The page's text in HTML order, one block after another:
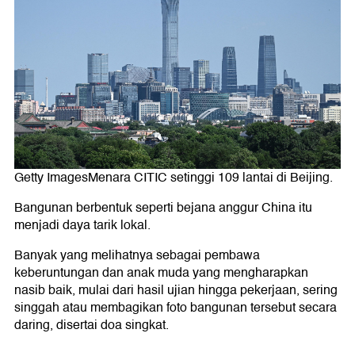
Getty ImagesMenara CITIC setinggi 109 lantai di Beijing.
Bangunan berbentuk seperti bejana anggur China itu
menjadi daya tarik lokal.
Banyak yang melihatnya sebagai pembawa
keberuntungan dan anak muda yang mengharapkan
nasib baik, mulai dari hasil ujian hingga pekerjaan, sering
singgah atau membagikan foto bangunan tersebut secara
daring, disertai doa singkat.